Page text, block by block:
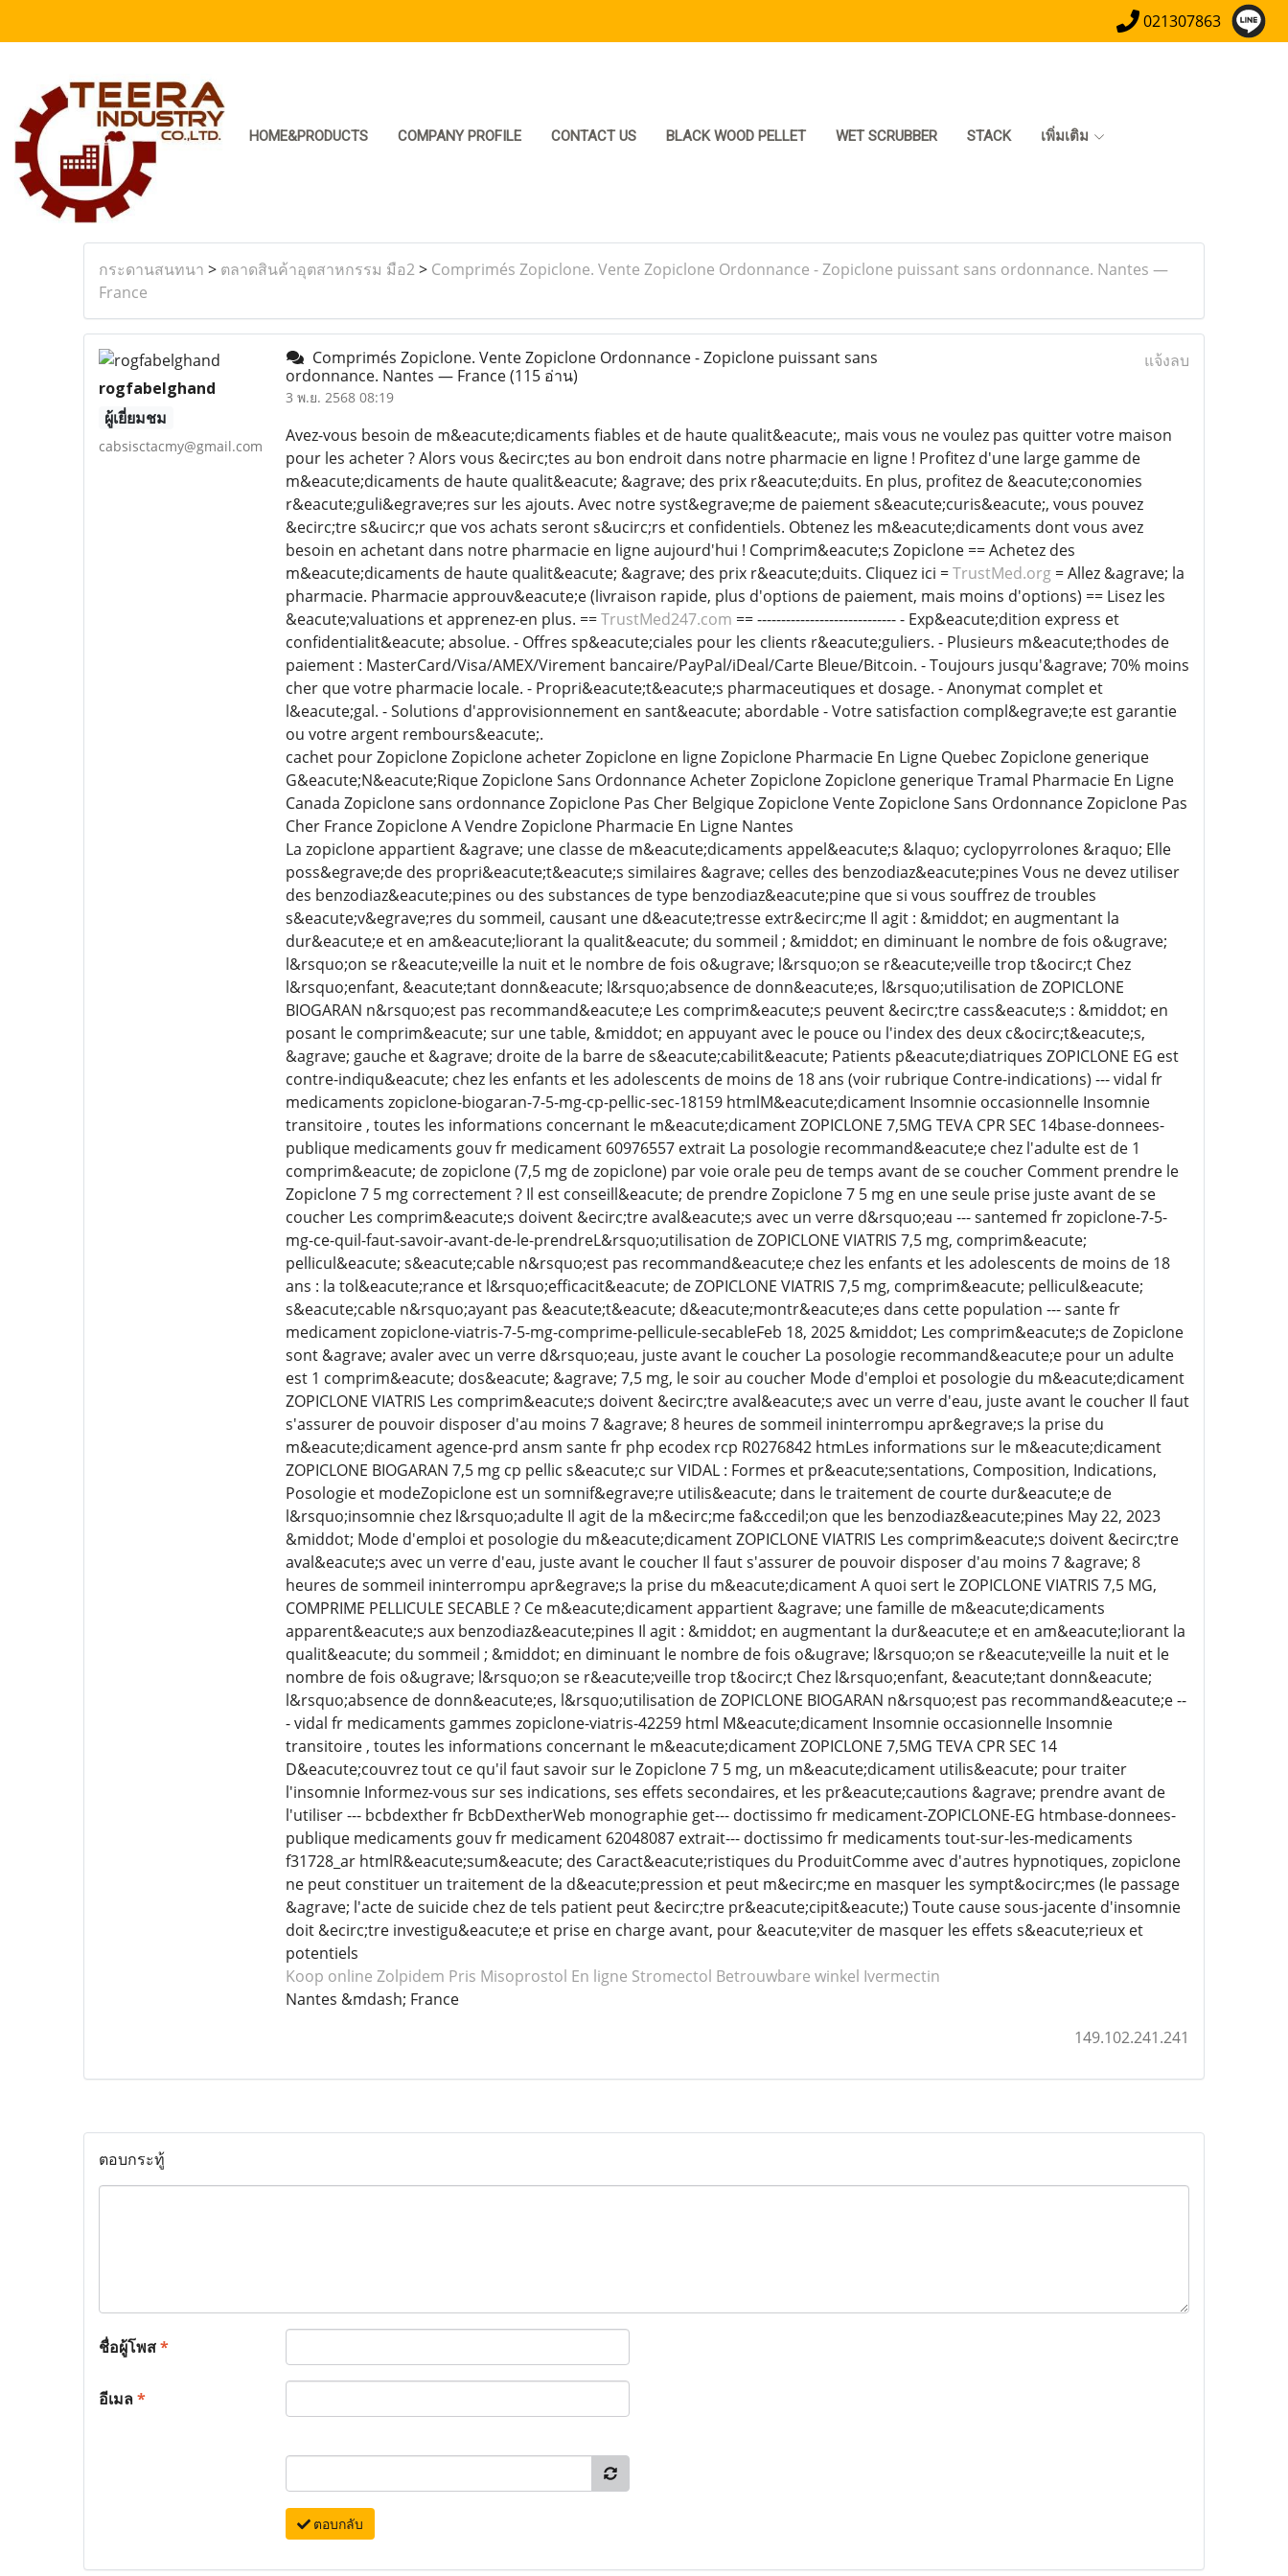
021307863
HOME&PRODUCTS COMPANY PROFILE CONTACT US BLACK WOOD PELLET WET SCRUBBER STACK เพิ่มเติม
กระดานสนทนา > ตลาดสินค้าอุตสาหกรรม มือ2> Comprimés Zopiclone. Vente Zopiclone Ordonnance - Zopiclone puissant sans ordonnance. Nantes —
France
rogfabelghand
ผู้เยี่ยมชม
cabsisctacmy@gmail.com
Comprimés Zopiclone. Vente Zopiclone Ordonnance - Zopiclone puissant sans
ordonnance. Nantes — France(115 อ่าน)
3 พ.ย. 2568 08:19
แจ้งลบ
Avez-vous besoin de m&eacute;dicaments fiables et de haute qualit&eacute;, mais vous ne voulez pas quitter votre maison
pour les acheter ? Alors vous &ecirc;tes au bon endroit dans notre pharmacie en ligne ! Profitez d'une large gamme de
m&eacute;dicaments de haute qualit&eacute; &agrave; des prix r&eacute;duits. En plus, profitez de &eacute;conomies
r&eacute;guli&egrave;res sur les ajouts. Avec notre syst&egrave;me de paiement s&eacute;curis&eacute;, vous pouvez
&ecirc;tre s&ucirc;r que vos achats seront s&ucirc;rs et confidentiels. Obtenez les m&eacute;dicaments dont vous avez
besoin en achetant dans notre pharmacie en ligne aujourd'hui ! Comprim&eacute;s Zopiclone == Achetez des
m&eacute;dicaments de haute qualit&eacute; &agrave; des prix r&eacute;duits. Cliquez ici =TrustMed.org= Allez &agrave; la
pharmacie. Pharmacie approuv&eacute;e (livraison rapide, plus d'options de paiement, mais moins d'options) == Lisez les
&eacute;valuations et apprenez-en plus. ==TrustMed247.com == ----------------------------- - Exp&eacute;dition express et
confidentialit&eacute; absolue. - Offres sp&eacute;ciales pour les clients r&eacute;guliers. - Plusieurs m&eacute;thodes de
paiement : MasterCard/Visa/AMEX/Virement bancaire/PayPal/iDeal/Carte Bleue/Bitcoin. - Toujours jusqu'&agrave; 70% moins
cher que votre pharmacie locale. - Propri&eacute;t&eacute;s pharmaceutiques et dosage. - Anonymat complet et
l&eacute;gal. - Solutions d'approvisionnement en sant&eacute; abordable - Votre satisfaction compl&egrave;te est garantie
ou votre argent rembours&eacute;.
cachet pour Zopiclone Zopiclone acheter Zopiclone en ligne Zopiclone Pharmacie En Ligne Quebec Zopiclone generique
G&eacute;N&eacute;Rique Zopiclone Sans Ordonnance Acheter Zopiclone Zopiclone generique Tramal Pharmacie En Ligne
Canada Zopiclone sans ordonnance Zopiclone Pas Cher Belgique Zopiclone Vente Zopiclone Sans Ordonnance Zopiclone Pas
Cher France Zopiclone A Vendre Zopiclone Pharmacie En Ligne Nantes
La zopiclone appartient &agrave; une classe de m&eacute;dicaments appel&eacute;s &laquo; cyclopyrrolones &raquo; Elle
poss&egrave;de des propri&eacute;t&eacute;s similaires &agrave; celles des benzodiaz&eacute;pines Vous ne devez utiliser
des benzodiaz&eacute;pines ou des substances de type benzodiaz&eacute;pine que si vous souffrez de troubles
s&eacute;v&egrave;res du sommeil, causant une d&eacute;tresse extr&ecirc;me Il agit : &middot; en augmentant la
dur&eacute;e et en am&eacute;liorant la qualit&eacute; du sommeil ; &middot; en diminuant le nombre de fois o&ugrave;
l&rsquo;on se r&eacute;veille la nuit et le nombre de fois o&ugrave; l&rsquo;on se r&eacute;veille trop t&ocirc;t Chez
l&rsquo;enfant, &eacute;tant donn&eacute; l&rsquo;absence de donn&eacute;es, l&rsquo;utilisation de ZOPICLONE
BIOGARAN n&rsquo;est pas recommand&eacute;e Les comprim&eacute;s peuvent &ecirc;tre cass&eacute;s : &middot; en
posant le comprim&eacute; sur une table, &middot; en appuyant avec le pouce ou l'index des deux c&ocirc;t&eacute;s,
&agrave; gauche et &agrave; droite de la barre de s&eacute;cabilit&eacute; Patients p&eacute;diatriques ZOPICLONE EG est
contre-indiqu&eacute; chez les enfants et les adolescents de moins de 18 ans (voir rubrique Contre-indications) --- vidal fr
medicaments zopiclone-biogaran-7-5-mg-cp-pellic-sec-18159 htmlM&eacute;dicament Insomnie occasionnelle Insomnie
transitoire , toutes les informations concernant le m&eacute;dicament ZOPICLONE 7,5MG TEVA CPR SEC 14base-donnees-
publique medicaments gouv fr medicament 60976557 extrait La posologie recommand&eacute;e chez l'adulte est de 1
comprim&eacute; de zopiclone (7,5 mg de zopiclone) par voie orale peu de temps avant de se coucher Comment prendre le
Zopiclone 7 5 mg correctement ? Il est conseill&eacute; de prendre Zopiclone 7 5 mg en une seule prise juste avant de se
coucher Les comprim&eacute;s doivent &ecirc;tre aval&eacute;s avec un verre d&rsquo;eau --- santemed fr zopiclone-7-5-
mg-ce-quil-faut-savoir-avant-de-le-prendreL&rsquo;utilisation de ZOPICLONE VIATRIS 7,5 mg, comprim&eacute;
pellicul&eacute; s&eacute;cable n&rsquo;est pas recommand&eacute;e chez les enfants et les adolescents de moins de 18
ans : la tol&eacute;rance et l&rsquo;efficacit&eacute; de ZOPICLONE VIATRIS 7,5 mg, comprim&eacute; pellicul&eacute;
s&eacute;cable n&rsquo;ayant pas &eacute;t&eacute; d&eacute;montr&eacute;es dans cette population --- sante fr
medicament zopiclone-viatris-7-5-mg-comprime-pellicule-secableFeb 18, 2025 &middot; Les comprim&eacute;s de Zopiclone
sont &agrave; avaler avec un verre d&rsquo;eau, juste avant le coucher La posologie recommand&eacute;e pour un adulte
est 1 comprim&eacute; dos&eacute; &agrave; 7,5 mg, le soir au coucher Mode d'emploi et posologie du m&eacute;dicament
ZOPICLONE VIATRIS Les comprim&eacute;s doivent &ecirc;tre aval&eacute;s avec un verre d'eau, juste avant le coucher Il faut
s'assurer de pouvoir disposer d'au moins 7 &agrave; 8 heures de sommeil ininterrompu apr&egrave;s la prise du
m&eacute;dicament agence-prd ansm sante fr php ecodex rcp R0276842 htmLes informations sur le m&eacute;dicament
ZOPICLONE BIOGARAN 7,5 mg cp pellic s&eacute;c sur VIDAL : Formes et pr&eacute;sentations, Composition, Indications,
Posologie et modeZopiclone est un somnif&egrave;re utilis&eacute; dans le traitement de courte dur&eacute;e de
l&rsquo;insomnie chez l&rsquo;adulte Il agit de la m&ecirc;me fa&ccedil;on que les benzodiaz&eacute;pines May 22, 2023
&middot; Mode d'emploi et posologie du m&eacute;dicament ZOPICLONE VIATRIS Les comprim&eacute;s doivent &ecirc;tre
aval&eacute;s avec un verre d'eau, juste avant le coucher Il faut s'assurer de pouvoir disposer d'au moins 7 &agrave; 8
heures de sommeil ininterrompu apr&egrave;s la prise du m&eacute;dicament A quoi sert le ZOPICLONE VIATRIS 7,5 MG,
COMPRIME PELLICULE SECABLE ? Ce m&eacute;dicament appartient &agrave; une famille de m&eacute;dicaments
apparent&eacute;s aux benzodiaz&eacute;pines Il agit : &middot; en augmentant la dur&eacute;e et en am&eacute;liorant la
qualit&eacute; du sommeil ; &middot; en diminuant le nombre de fois o&ugrave; l&rsquo;on se r&eacute;veille la nuit et le
nombre de fois o&ugrave; l&rsquo;on se r&eacute;veille trop t&ocirc;t Chez l&rsquo;enfant, &eacute;tant donn&eacute;
l&rsquo;absence de donn&eacute;es, l&rsquo;utilisation de ZOPICLONE BIOGARAN n&rsquo;est pas recommand&eacute;e --
- vidal fr medicaments gammes zopiclone-viatris-42259 html M&eacute;dicament Insomnie occasionnelle Insomnie
transitoire , toutes les informations concernant le m&eacute;dicament ZOPICLONE 7,5MG TEVA CPR SEC 14
D&eacute;couvrez tout ce qu'il faut savoir sur le Zopiclone 7 5 mg, un m&eacute;dicament utilis&eacute; pour traiter
l'insomnie Informez-vous sur ses indications, ses effets secondaires, et les pr&eacute;cautions &agrave; prendre avant de
l'utiliser --- bcbdexther fr BcbDextherWeb monographie get--- doctissimo fr medicament-ZOPICLONE-EG htmbase-donnees-
publique medicaments gouv fr medicament 62048087 extrait--- doctissimo fr medicaments tout-sur-les-medicaments
f31728_ar htmlR&eacute;sum&eacute; des Caract&eacute;ristiques du ProduitComme avec d'autres hypnotiques, zopiclone
ne peut constituer un traitement de la d&eacute;pression et peut m&ecirc;me en masquer les sympt&ocirc;mes (le passage
&agrave; l'acte de suicide chez de tels patient peut &ecirc;tre pr&eacute;cipit&eacute;) Toute cause sous-jacente d'insomnie
doit &ecirc;tre investigu&eacute;e et prise en charge avant, pour &eacute;viter de masquer les effets s&eacute;rieux et
potentiels
Koop online Zolpidem Pris Misoprostol En ligne Stromectol Betrouwbare winkel Ivermectin
Nantes &mdash; France
149.102.241.241
ตอบกระทู้
ชื่อผู้โพส*
อีเมล*
ตอบกลับ